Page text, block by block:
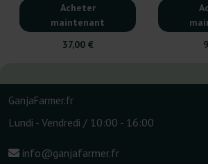
Acheter
maintenant
37,00 €
GanjaFarmer.fr
Lundi - Vendredi / 10:00 - 16:00
info@ganjafarmer.fr